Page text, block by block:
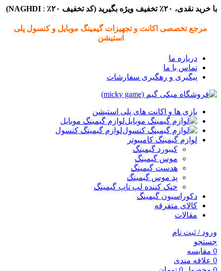
با خرید نقدی، ۲۰٪ تخفیف ویژه بگیرید ( کد تخفیف ۲۰٪ :
NAGHDI)
مرجع تخصصی اکانت و تجهیزات گیمینگ موبایل و کنسول پلی
استیشن
درباره ما
تماس با ما
پیگیری و رهگیری سفارشات
بازی ها و اکانت های پلی استیشن
لوازم گیمینگ موبایل
لوازم گیمینگ کنسول
لوازم گیمینگ کامپیوتر
کیبورد گیمینگ
موس گیمینگ
هدست گیمینگ
پد موس گیمینگ
خنک کننده لپ تاپ گیمینگ
دکوراسیون گیمینگ
کالای متفرقه
مقالات
ورود / ثبت نام
جستجو
0 مقایسه
0 علاقه مندی